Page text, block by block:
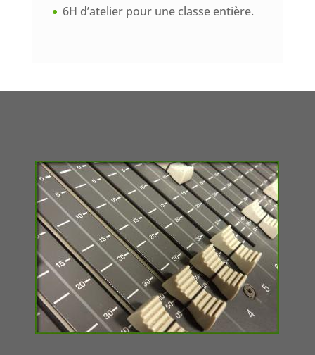
6H d’atelier pour une classe entière.